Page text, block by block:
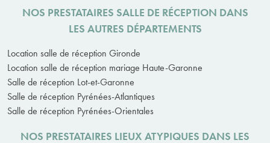
NOS PRESTATAIRES SALLE DE RÉCEPTION DANS
LES AUTRES DÉPARTEMENTS
Location salle de réception Gironde
Location salle de réception mariage Haute-Garonne
Salle de réception Lot-et-Garonne
Salle de réception Pyrénées-Atlantiques
Salle de réception Pyrénées-Orientales
NOS PRESTATAIRES LIEUX ATYPIQUES DANS LES